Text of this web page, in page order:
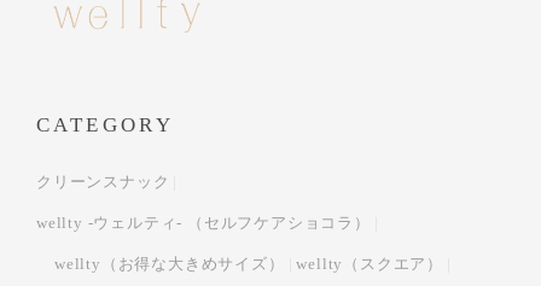
CATEGORY
クリーンスナック
wellty -ウェルティ- （セルフケアショコラ）
wellty（お得な大きめサイズ） wellty（スクエア）